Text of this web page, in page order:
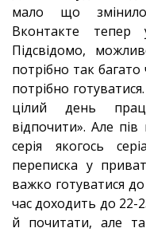
мало що
Вконтакте тепер
Підсвідомо,
потрібно так
потрібно
цілий день
відпочити». Але
серія якогось
переписка у
важко готуватися
час доходить до
й почитати, але